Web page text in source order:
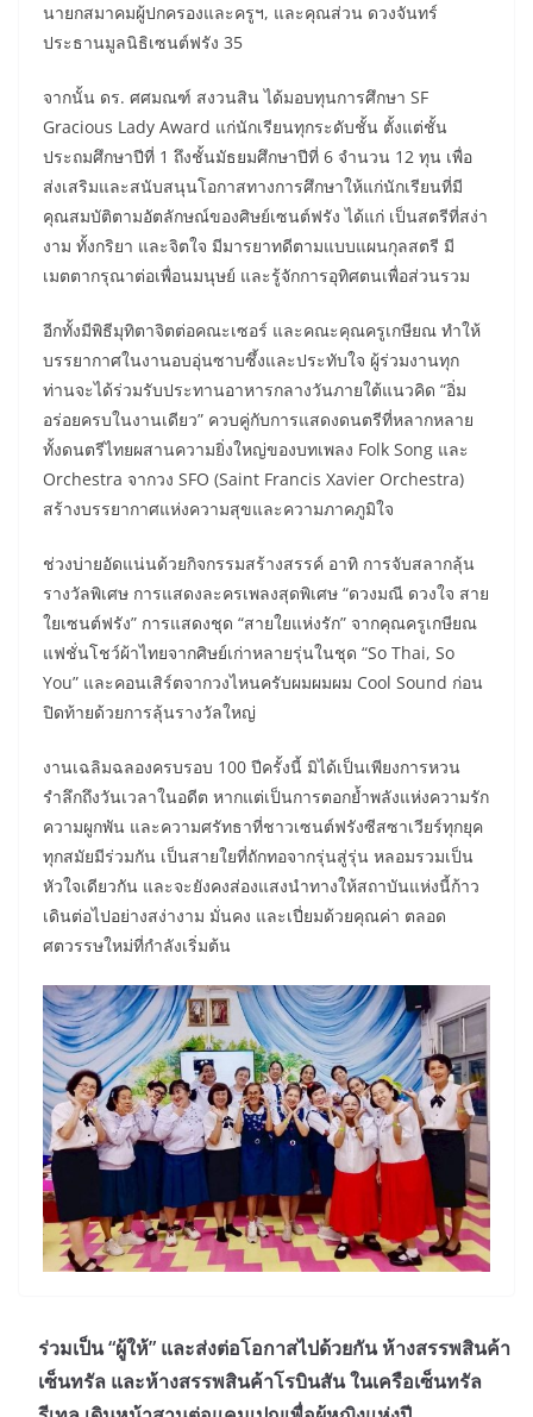
นายกสมาคมผู้ปกครองและครูฯ, และคุณส่วน ดวงจันทร์
ประธานมูลนิธิเซนต์ฟรัง 35
จากนั้น ดร. ศศมณฑ์ สงวนสิน ได้มอบทุนการศึกษา SF
Gracious Lady Award แก่นักเรียนทุกระดับชั้น ตั้งแต่ชั้น
ประถมศึกษาปีที่ 1 ถึงชั้นมัธยมศึกษาปีที่ 6 จำนวน 12 ทุน เพื่อ
ส่งเสริมและสนับสนุนโอกาสทางการศึกษาให้แก่นักเรียนที่มี
คุณสมบัติตามอัตลักษณ์ของศิษย์เซนต์ฟรัง ได้แก่ เป็นสตรีที่สง่า
งาม ทั้งกริยา และจิตใจ มีมารยาทดีตามแบบแผนกุลสตรี มี
เมตตากรุณาต่อเพื่อนมนุษย์ และรู้จักการอุทิศตนเพื่อส่วนรวม
อีกทั้งมีพิธีมุทิตาจิตต่อคณะเซอร์ และคณะคุณครูเกษียณ ทำให้
บรรยากาศในงานอบอุ่นซาบซึ้งและประทับใจ ผู้ร่วมงานทุก
ท่านจะได้ร่วมรับประทานอาหารกลางวันภายใต้แนวคิด “อิ่ม
อร่อยครบในงานเดียว” ควบคู่กับการแสดงดนตรีที่หลากหลาย
ทั้งดนตรีไทยผสานความยิ่งใหญ่ของบทเพลง Folk Song และ
Orchestra จากวง SFO (Saint Francis Xavier Orchestra)
สร้างบรรยากาศแห่งความสุขและความภาคภูมิใจ
ช่วงบ่ายอัดแน่นด้วยกิจกรรมสร้างสรรค์ อาทิ การจับสลากลุ้น
รางวัลพิเศษ การแสดงละครเพลงสุดพิเศษ “ดวงมณี ดวงใจ สาย
ใยเซนต์ฟรัง” การแสดงชุด “สายใยแห่งรัก” จากคุณครูเกษียณ
แฟชั่นโชว์ผ้าไทยจากศิษย์เก่าหลายรุ่นในชุด “So Thai, So
You” และคอนเสิร์ตจากวงไหนครับผมผมผม Cool Sound ก่อน
ปิดท้ายด้วยการลุ้นรางวัลใหญ่
งานเฉลิมฉลองครบรอบ 100 ปีครั้งนี้ มิได้เป็นเพียงการหวน
รำลึกถึงวันเวลาในอดีต หากแต่เป็นการตอกย้ำพลังแห่งความรัก
ความผูกพัน และความศรัทธาที่ชาวเซนต์ฟรังซีสซาเวียร์ทุกยุค
ทุกสมัยมีร่วมกัน เป็นสายใยที่ถักทอจากรุ่นสู่รุ่น หลอมรวมเป็น
หัวใจเดียวกัน และจะยังคงส่องแสงนำทางให้สถาบันแห่งนี้ก้าว
เดินต่อไปอย่างสง่างาม มั่นคง และเปี่ยมด้วยคุณค่า ตลอด
ศตวรรษใหม่ที่กำลังเริ่มต้น
ร่วมเป็น “ผู้ให้” และส่งต่อโอกาสไปด้วยกัน ห้างสรรพสินค้า
เซ็นทรัล และห้างสรรพสินค้าโรบินสัน ในเครือเซ็นทรัล